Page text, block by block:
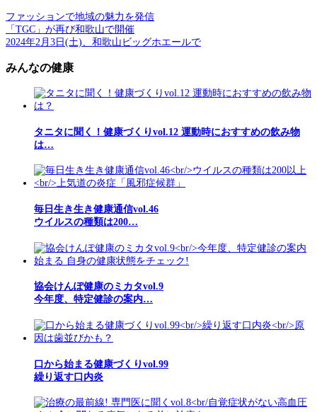
ファッションで地域の魅力を発信
「TGC」が再び和歌山で開催
2024年2月3日(土)、和歌山ビッグホエールで
みんなの健康
タニタに聞く！健康づくりvol.12 運動時におすすめの飲み物
は…
毎日生き生き健康通信vol.46
ウイルスの種類は200…
協会けんぽ健康のミカタvol.9
今年度、特定健診の案内…
口から始まる健康づくりvol.99
繰り返す口内炎